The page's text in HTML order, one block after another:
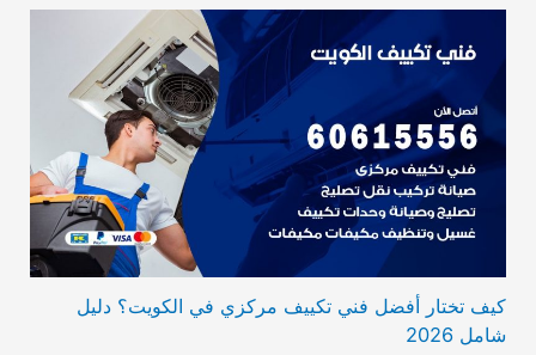
كيف تختار أفضل فني تكييف مركزي في الكويت؟ دليل
شامل 2026